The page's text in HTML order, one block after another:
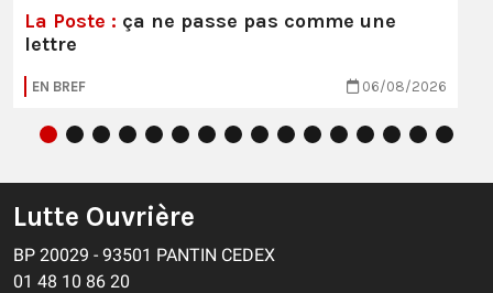
La Poste : ça ne passe pas comme une
lettre
EN BREF 06/08/2026
Lutte Ouvrière
BP 20029 - 93501 PANTIN CEDEX
01 48 10 86 20